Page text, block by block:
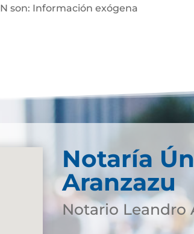
son: Información exógena
Notaría
Aranzazu
Notario Leandro